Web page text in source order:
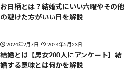
お日柄とは？結婚式にいい六曜やその他
の避けた方がいい日を解説
2024年2月7日 2024年5月23日
結婚とは【男女200人にアンケート】結
婚する意味とは何かを解説